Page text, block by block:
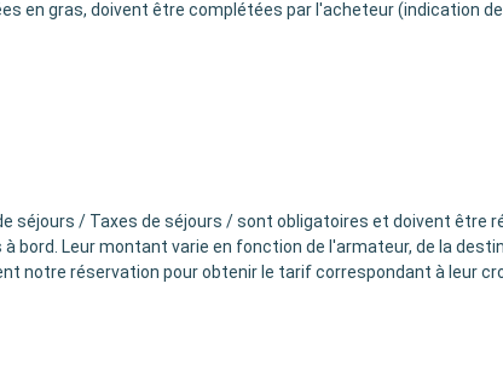
en gras, doivent être complétées par l'acheteur (indication
séjours / Taxes de séjours / sont obligatoires et doivent être
Leur montant varie en fonction de l'armateur, de la
notre réservation pour obtenir le tarif correspondant à leur